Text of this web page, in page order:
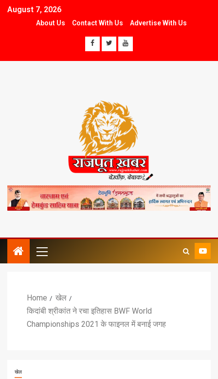
August 7, 2026
About Us Contact With Us Advertise With Us
Home
खेल
किदांबी श्रीकांत ने रचा इतिहास BWF World
Championships 2021 के फाइनल में बनाई जगह
खेल